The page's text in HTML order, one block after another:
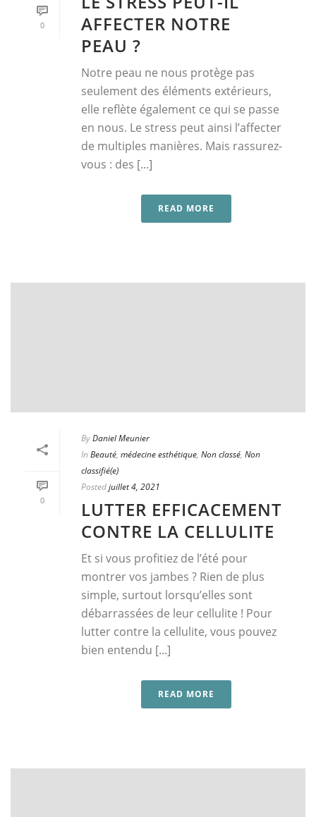
0
AFFECTER NOTRE
PEAU ?
Notre peau ne nous protège pas
seulement des éléments extérieurs,
elle reflète également ce qui se passe
en nous. Le stress peut ainsi l’affecter
de multiples manières. Mais rassurez-
vous : des [...]
READ MORE
0
ByDaniel Meunier
In Beauté, médecine esthétique, Non classé, Non
classifié(e)
Postedjuillet 4, 2021
LUTTER EFFICACEMENT
CONTRE LA CELLULITE
Et si vous profitiez de l’été pour
montrer vos jambes ? Rien de plus
simple, surtout lorsqu’elles sont
débarrassées de leur cellulite ! Pour
lutter contre la cellulite, vous pouvez
bien entendu [...]
READ MORE